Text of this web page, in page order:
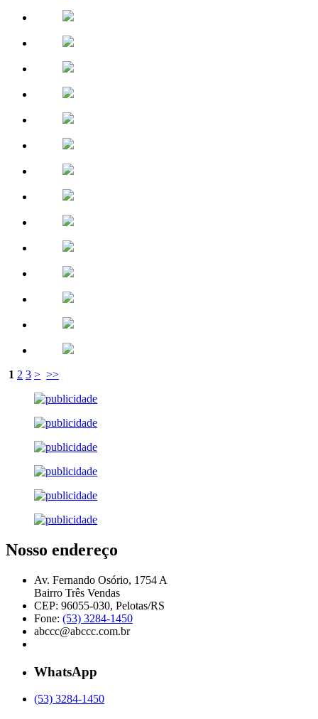
1 2 3 > >>
Nosso endereço
Av. Fernando Osório, 1754 A
Bairro Três Vendas
CEP: 96055-030, Pelotas/RS
Fone: (53) 3284-1450
abccc@abccc.com.br
WhatsApp
(53) 3284-1450